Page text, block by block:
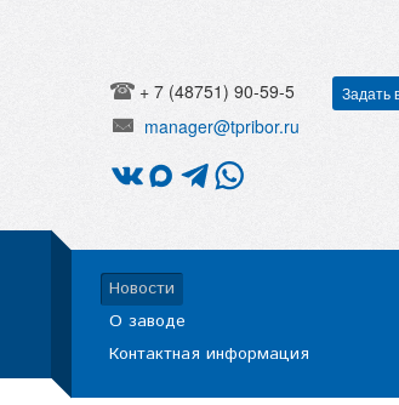
+ 7 (48751) 90-59-5 Задать
manager@tpribor.ru
Новости
О заводе
Контактная информация